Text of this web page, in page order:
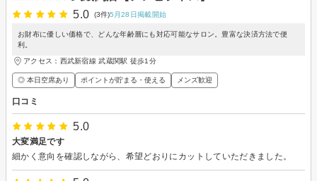
5.0
(3件)5月28日掲載開始
お財布に優しい価格で、どんな年齢層にも対応可能なサロン。豊富な決済方法で便
利。
アクセス：西武新宿線 武蔵関駅 徒歩1分
◎ 本日空席あり ポイントが貯まる・使える メンズ歓迎
口コミ
5.0
大変満足です
細かく意向を確認しながら、希望どおりにカットしていただきました。